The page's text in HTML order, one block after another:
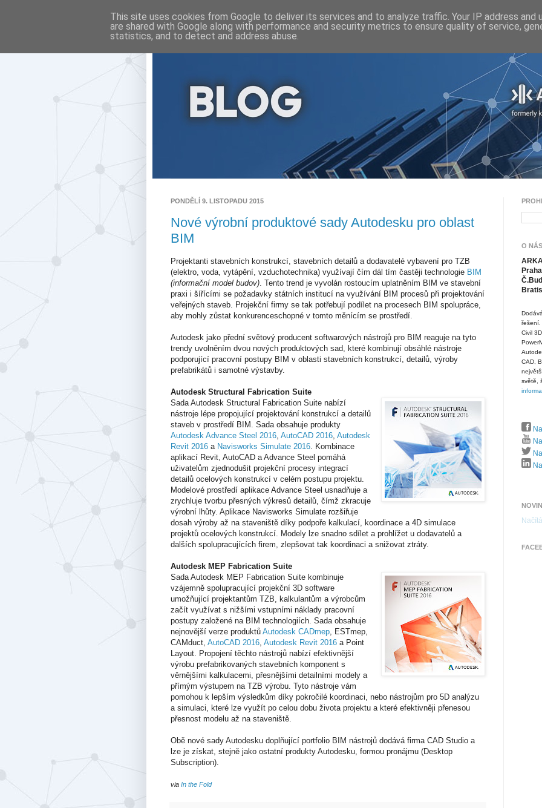
PONDĚLÍ 9. LISTOPADU 2015
Nové výrobní produktové sady Autodesku pro oblast
BIM
Projektanti stavebních konstrukcí, stavebních detailů a dodavatelé vybavení pro TZB
(elektro, voda, vytápění, vzduchotechnika) využívají čím dál tím častěji technologie BIM
(informační model budov) . Tento trend je vyvolán rostoucím uplatněním BIM ve stavební
praxi i šířícími se požadavky státních institucí na využívání BIM procesů při projektování
veřejných staveb. Projekční firmy se tak potřebují podílet na procesech BIM spolupráce,
aby mohly zůstat konkurenceschopné v tomto měnícím se prostředí.
Autodesk jako přední světový producent softwarových nástrojů pro BIM reaguje na tyto
trendy uvolněním dvou nových produktových sad, které kombinují obsáhlé nástroje
podporující pracovní postupy BIM v oblasti stavebních konstrukcí, detailů, výroby
prefabrikátů i samotné výstavby.
Autodesk Structural Fabrication Suite
Sada Autodesk Structural Fabrication Suite nabízí
nástroje lépe propojující projektování konstrukcí a detailů
staveb v prostředí BIM. Sada obsahuje produkty
Autodesk Advance Steel 2016 AutoCAD 2016 Autodesk
Revit 2016 a Navisworks Simulate 2016 . Kombinace
aplikací Revit, AutoCAD a Advance Steel pomáhá
uživatelům zjednodušit projekční procesy integrací
detailů ocelových konstrukcí v celém postupu projektu.
Modelové prostředí aplikace Advance Steel usnadňuje a
zrychluje tvorbu přesných výkresů detailů, čímž zkracuje
výrobní lhůty. Aplikace Navisworks Simulate rozšiřuje
dosah výroby až na staveniště díky podpoře kalkulací, koordinace a 4D simulace
projektů ocelových konstrukcí. Modely lze snadno sdílet a prohlížet u dodavatelů a
dalších spolupracujících firem, zlepšovat tak koordinaci a snižovat ztráty.
Autodesk MEP Fabrication Suite
Sada Autodesk MEP Fabrication Suite kombinuje
vzájemně spolupracující projekční 3D software
umožňující projektantům TZB, kalkulantům a výrobcům
začít využívat s nižšími vstupními náklady pracovní
postupy založené na BIM technologiích. Sada obsahuje
nejnovější verze produktů Autodesk CADmep , ESTmep,
CAMduct, AutoCAD 2016 Autodesk Revit 2016 a Point
Layout. Propojení těchto nástrojů nabízí efektivnější
výrobu prefabrikovaných stavebních komponent s
věrnějšími kalkulacemi, přesnějšími detailními modely a
přímým výstupem na TZB výrobu. Tyto nástroje vám
pomohou k lepším výsledkům díky pokročilé koordinaci, nebo nástrojům pro 5D analýzu
a simulaci, které lze využít po celou dobu života projektu a které efektivněji přenesou
přesnost modelu až na staveniště.
Obě nové sady Autodesku doplňující portfolio BIM nástrojů dodává firma CAD Studio a
lze je získat, stejně jako ostatní produkty Autodesku, formou pronájmu (Desktop
Subscription).
via In the Fold
O
řešení.
Civil
CAD,
světě,
This site uses cookies from Google to deliver its services and to analyze traffic. Your IP address and
are shared with Google along with performance and security metrics to ensure quality of service,
statistics, and to detect and address abuse.